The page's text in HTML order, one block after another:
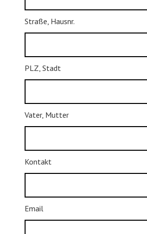
Straße, Hausnr.
PLZ, Stadt
Vater, Mutter
Kontakt
Email